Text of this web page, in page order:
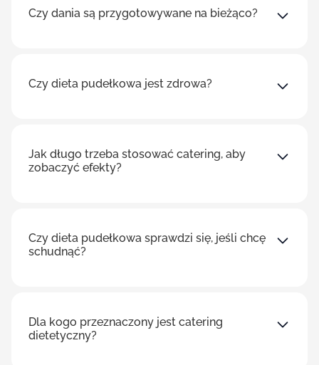
Czy dania są przygotowywane na bieżąco?
Czy dieta pudełkowa jest zdrowa?
Jak długo trzeba stosować catering, aby
zobaczyć efekty?
Czy dieta pudełkowa sprawdzi się, jeśli chcę
schudnąć?
Dla kogo przeznaczony jest catering
dietetyczny?